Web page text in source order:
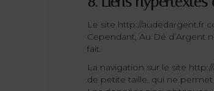
Le site http://audedargent.fr
Cependant, Au Dé d’Argent
fait.
La navigation sur le site
de petite taille, qui ne permet